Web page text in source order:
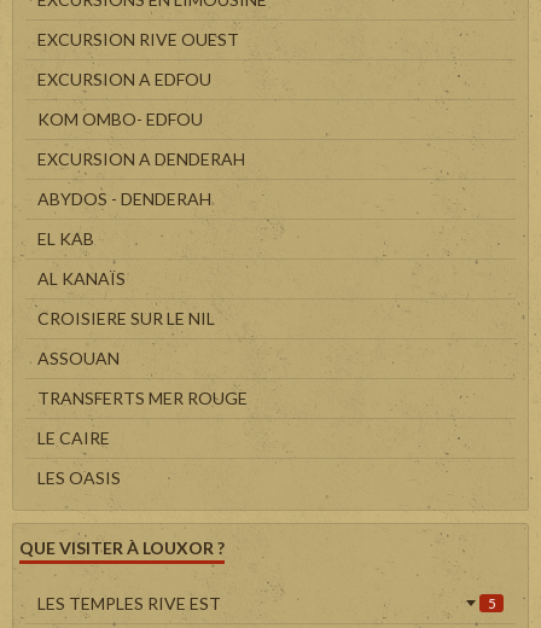
EXCURSION RIVE OUEST
EXCURSION A EDFOU
KOM OMBO- EDFOU
EXCURSION A DENDERAH
ABYDOS - DENDERAH
EL KAB
AL KANAÏS
CROISIERE SUR LE NIL
ASSOUAN
TRANSFERTS MER ROUGE
LE CAIRE
LES OASIS
QUE VISITER À LOUXOR ?
LES TEMPLES RIVE EST 5